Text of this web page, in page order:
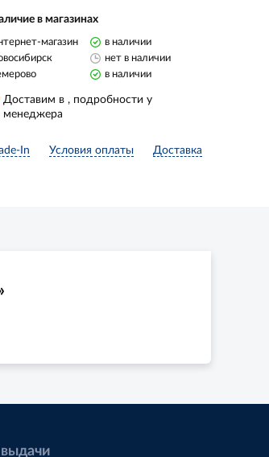
в магазинах
магазин
в наличии
нет в наличии
в наличии
Доставим в , подробности у
менеджера
In Условия оплаты Доставка